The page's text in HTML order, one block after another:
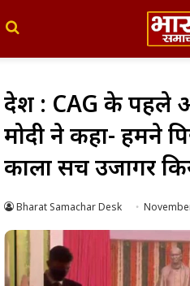
देश : CAG के पहले
मोदी ने कहा- हमने
काला सच उजागर
Bharat Samachar Desk